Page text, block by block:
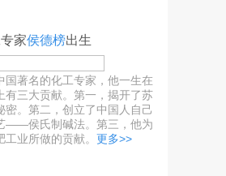
家侯德榜出生
国著名的化工专家，他一生在
有三大贡献。第一，揭开了苏
密。第二，创立了中国人自己
——侯氏制碱法。第三，他为
工业所做的贡献。 更多>>